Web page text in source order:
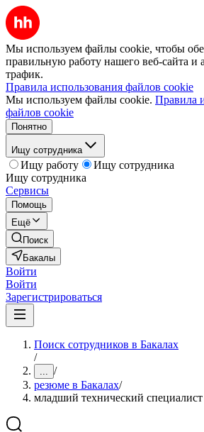
Мы используем файлы cookie, чтобы
правильную работу нашего веб-сайта и
трафик.
Правила использования файлов cookie
Мы используем файлы cookie. Правила
файлов cookie
Понятно
Ищу сотрудника
Ищу работу
Ищу сотрудника
Ищу сотрудника
Сервисы
Помощь
Ещё
Поиск
Бакалы
Войти
Войти
Зарегистрироваться
Поиск сотрудников в Бакалах
/
... /
резюме в Бакалах/
младший технический специалист